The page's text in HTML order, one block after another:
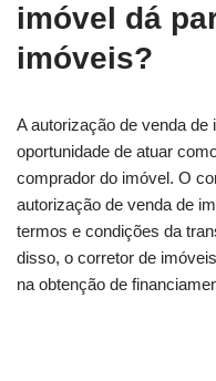
imóvel dá
imóveis?
A autorização de venda
oportunidade de atuar
comprador do imóvel. O
autorização de venda de
termos e condições da
disso, o corretor de
na obtenção de